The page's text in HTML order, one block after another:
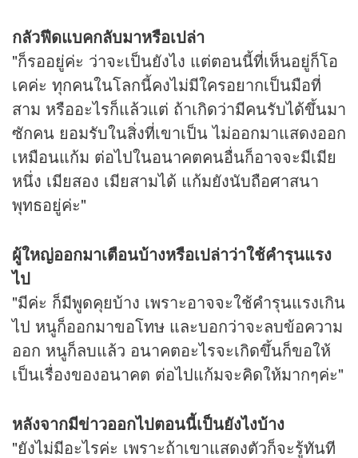
กลัวฟีดแบคกลับมาหรือเปล่า
"ก็รออยู่ค่ะ ว่าจะเป็นยังไง แต่ตอนนี้ที่เห็นอยู่ก็โอ
เคค่ะ ทุกคนในโลกนี้คงไม่มีใครอยากเป็นมือที่
สาม หรืออะไรก็แล้วแต่ ถ้าเกิดว่ามีคนรับได้ขึ้นมา
ซักคน ยอมรับในสิ่งที่เขาเป็น ไม่ออกมาแสดงออก
เหมือนแก้ม ต่อไปในอนาคตคนอื่นก็อาจจะมีเมีย
หนึ่ง เมียสอง เมียสามได้ แก้มยังนับถือศาสนา
พุทธอยู่ค่ะ"
ผู้ใหญ่ออกมาเตือนบ้างหรือเปล่าว่าใช้คำรุนแรง
ไป
"มีค่ะ ก็มีพูดคุยบ้าง เพราะอาจจะใช้คำรุนแรงเกิน
ไป หนูก็ออกมาขอโทษ และบอกว่าจะลบข้อความ
ออก หนูก็ลบแล้ว อนาคตอะไรจะเกิดขึ้นก็ขอให้
เป็นเรื่องของอนาคต ต่อไปแก้มจะคิดให้มากๆค่ะ"
หลังจากมีข่าวออกไปตอนนี้เป็นยังไงบ้าง
"ยังไม่มีอะไรค่ะ เพราะถ้าเขาแสดงตัวก็จะรู้ทันที